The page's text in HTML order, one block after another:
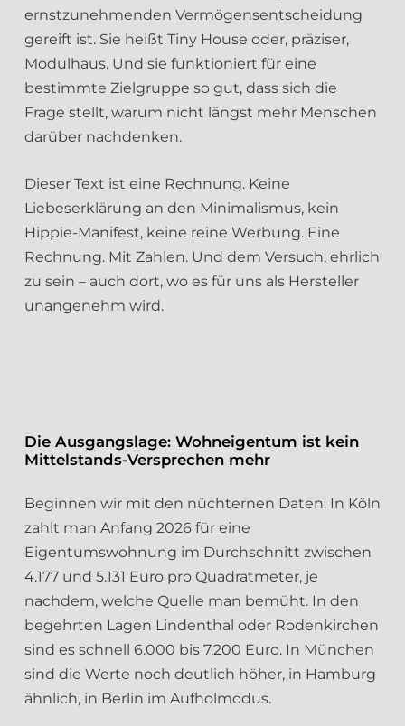
ernstzunehmenden Vermögensentscheidung
gereift ist. Sie heißt Tiny House oder, präziser,
Modulhaus. Und sie funktioniert für eine
bestimmte Zielgruppe so gut, dass sich die
Frage stellt, warum nicht längst mehr Menschen
darüber nachdenken.
Dieser Text ist eine Rechnung. Keine
Liebeserklärung an den Minimalismus, kein
Hippie-Manifest, keine reine Werbung. Eine
Rechnung. Mit Zahlen. Und dem Versuch, ehrlich
zu sein – auch dort, wo es für uns als Hersteller
unangenehm wird.
Die Ausgangslage: Wohneigentum ist kein
Mittelstands-Versprechen mehr
Beginnen wir mit den nüchternen Daten. In Köln
zahlt man Anfang 2026 für eine
Eigentumswohnung im Durchschnitt zwischen
4.177 und 5.131 Euro pro Quadratmeter, je
nachdem, welche Quelle man bemüht. In den
begehrten Lagen Lindenthal oder Rodenkirchen
sind es schnell 6.000 bis 7.200 Euro. In München
sind die Werte noch deutlich höher, in Hamburg
ähnlich, in Berlin im Aufholmodus.